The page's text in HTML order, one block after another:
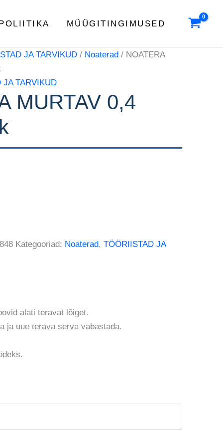
MÜÜGITINGIMUSED
JA TARVIKUD / Noaterad / NOATERA
JA TARVIKUD
MURTAV 0,4
Kategooriad: Noaterad,TÖÖRIISTAD JA
alati teravat lõiget.
ja uue terava serva vabastada.